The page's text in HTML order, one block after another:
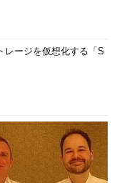
レージを仮想化する「S